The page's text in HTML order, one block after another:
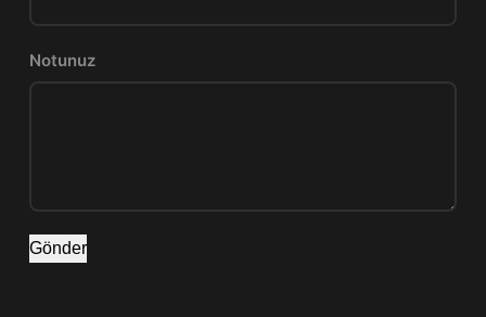
Notunuz
Gönder